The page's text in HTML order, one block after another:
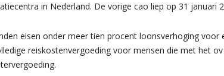
in Nederland. De vorige cao liep op 31 januari
eisen onder meer tien procent loonsverhoging voor
reiskostenvergoeding voor mensen die met het